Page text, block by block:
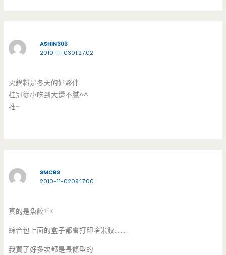
ASHIN303
2010-11-0301:27:02
火鍋料是冬天的好夥伴
桂冠從小吃到大還不膩^^
推~
SMCBS
2010-11-0209:17:00
真的是魚餃>"<
綜合包上面的盒子都會打印啥米餃……..
我買了好多次都是長條型的